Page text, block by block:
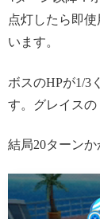
点灯したら即
います。
ボスのHPが1/3
す。グレイスの
結局20ターンか